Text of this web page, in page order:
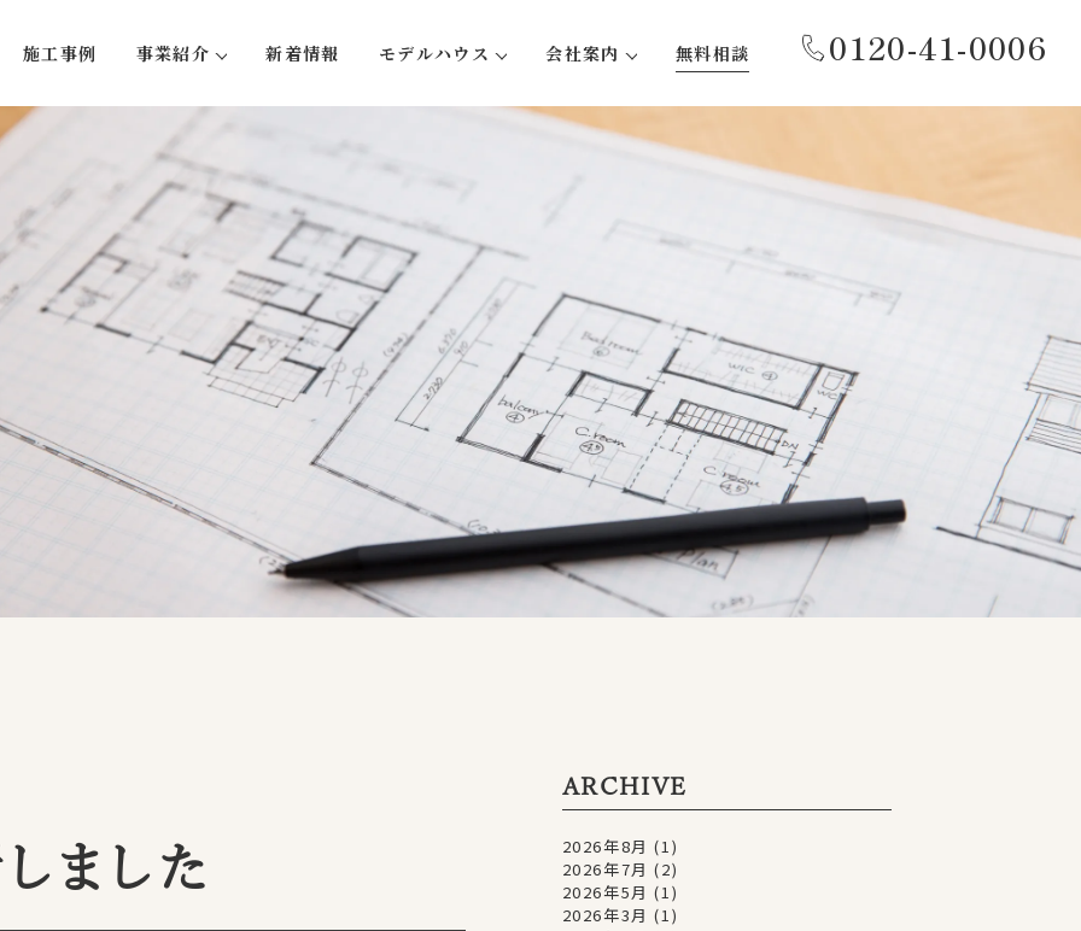
0120-41-0006
つのこと
施工事例 事業紹介
リフォーム・リノベーション
大型木造事業
不動産事業
新着情報 モデルハウス 会社案内 無料相談
ました
ARCHIVE
2026年8月 (1)
2026年7月 (2)
2026年5月 (1)
2026年3月 (1)